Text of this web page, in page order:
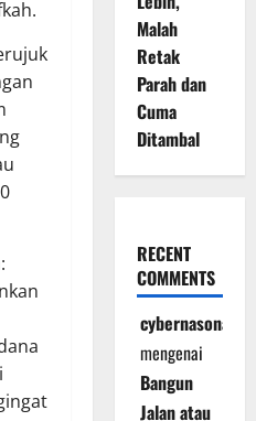
Malah
Retak
Parah dan
Cuma
Ditambal
RECENT
COMMENTS
cybernasonal
mengenai
Bangun
Jalan atau